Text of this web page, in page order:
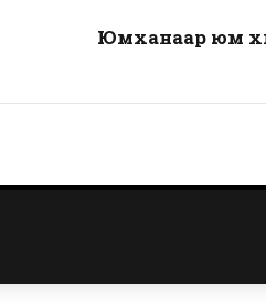
Юмханаар юм